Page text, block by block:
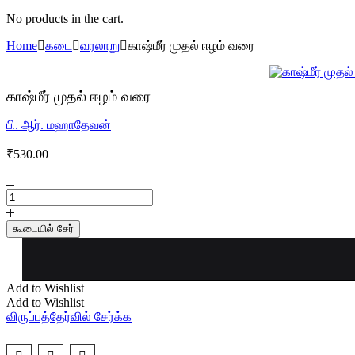
No products in the cart.
Home கடை வரலாறு காஷ்மீர் முதல் ஈழம் வரை
காஷ்மீர் முதல் ஈழம் வரை
பி. ஆர். மஹாதேவன்
₹530.00
காஷ்மீர்
முதல்
ஈழம்
வரை
கூடையில் சேர்
Add to Wishlist
Add to Wishlist
விருப்பத்தேர்வில் சேர்க்க